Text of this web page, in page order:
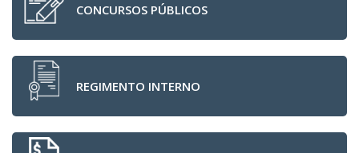
CONCURSOS PÚBLICOS
REGIMENTO INTERNO